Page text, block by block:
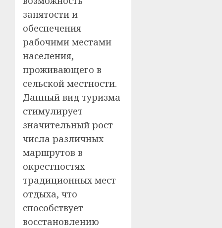
занятости и
обеспечения
рабочими местами
населения,
проживающего в
сельской местности.
Данный вид туризма
стимулирует
значительный рост
числа различных
маршрутов в
окрестностях
традиционных мест
отдыха, что
способствует
восстановлению